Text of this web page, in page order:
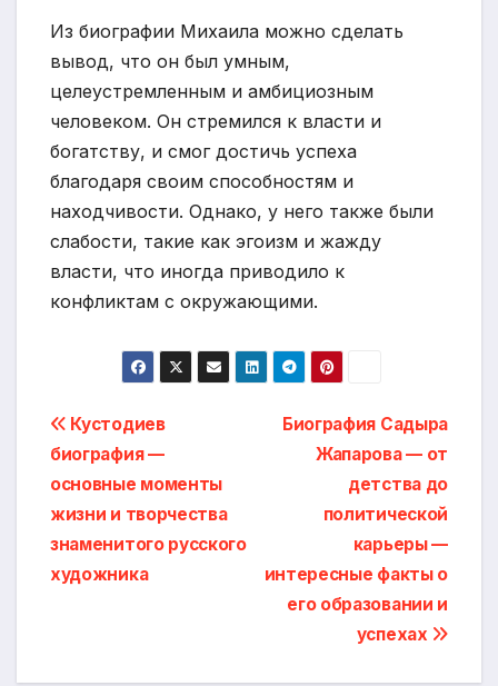
Из биографии Михаила можно сделать
вывод, что он был умным,
целеустремленным и амбициозным
человеком. Он стремился к власти и
богатству, и смог достичь успеха
благодаря своим способностям и
находчивости. Однако, у него также были
слабости, такие как эгоизм и жажду
власти, что иногда приводило к
конфликтам с окружающими.
Навигация
по
записям
Биография Садыра
Жапарова — от
детства до
политической
карьеры —
интересные факты о
его образовании и
успехах
Кустодиев
биография —
основные моменты
жизни и творчества
знаменитого русского
художника